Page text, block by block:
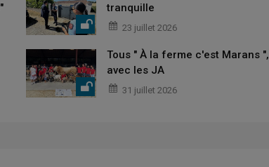
tranquille
23 juillet 2026
Tous " À la ferme c'est Marans ",
avec les JA
31 juillet 2026